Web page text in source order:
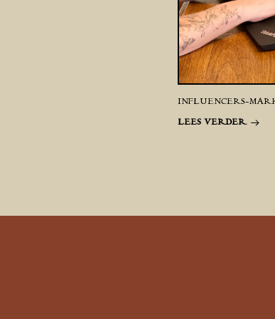
INFLUENCERS-
LEES VERDER